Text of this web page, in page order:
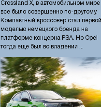
Crossland X, в автомобильном мире
все было совершенно по-другому.
Компактный кроссовер стал первой
моделью немецкого бренда на
платформе концерна PSA. Но Opel
тогда еще был во владении ...